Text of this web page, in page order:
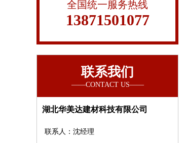
全国统一服务热线
13871501077
联系我们
湖北华美达建材科技有限公司
联系人：沈经理